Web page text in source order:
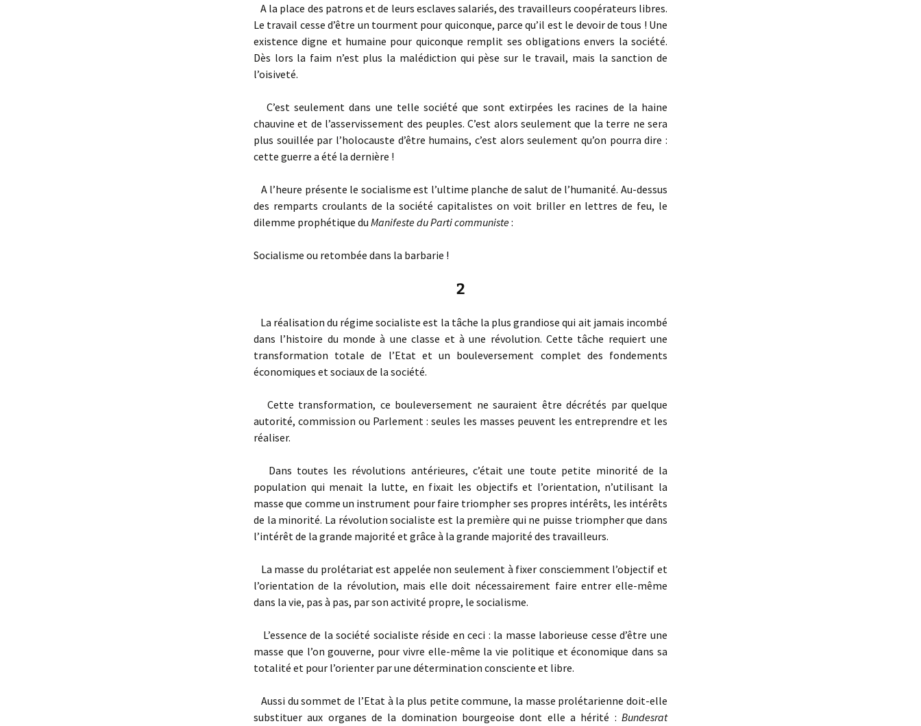
A la place des patrons et de leurs esclaves salariés, des travailleurs coopérateurs libres.
Le travail cesse d’être un tourment pour quiconque, parce qu’il est le devoir de tous ! Une
existence digne et humaine pour quiconque remplit ses obligations envers la société.
Dès lors la faim n’est plus la malédiction qui pèse sur le travail, mais la sanction de
l’oisiveté.
C’est seulement dans une telle société que sont extirpées les racines de la haine
chauvine et de l’asservissement des peuples. C’est alors seulement que la terre ne sera
plus souillée par l’holocauste d’être humains, c’est alors seulement qu’on pourra dire :
cette guerre a été la dernière !
A l’heure présente le socialisme est l’ultime planche de salut de l’humanité. Au-dessus
des remparts croulants de la société capitalistes on voit briller en lettres de feu, le
dilemme prophétique du Manifeste du Parti communiste:
Socialisme ou retombée dans la barbarie !
2
La réalisation du régime socialiste est la tâche la plus grandiose qui ait jamais incombé
dans l’histoire du monde à une classe et à une révolution. Cette tâche requiert une
transformation totale de l’Etat et un bouleversement complet des fondements
économiques et sociaux de la société.
Cette transformation, ce bouleversement ne sauraient être décrétés par quelque
autorité, commission ou Parlement : seules les masses peuvent les entreprendre et les
réaliser.
Dans toutes les révolutions antérieures, c’était une toute petite minorité de la
population qui menait la lutte, en fixait les objectifs et l’orientation, n’utilisant la
masse que comme un instrument pour faire triompher ses propres intérêts, les intérêts
de la minorité. La révolution socialiste est la première qui ne puisse triompher que dans
l’intérêt de la grande majorité et grâce à la grande majorité des travailleurs.
La masse du prolétariat est appelée non seulement à fixer consciemment l’objectif et
l’orientation de la révolution, mais elle doit nécessairement faire entrer elle-même
dans la vie, pas à pas, par son activité propre, le socialisme.
L’essence de la société socialiste réside en ceci : la masse laborieuse cesse d’être une
masse que l’on gouverne, pour vivre elle-même la vie politique et économique dans sa
totalité et pour l’orienter par une détermination consciente et libre.
Aussi du sommet de l’Etat à la plus petite commune, la masse prolétarienne doit-elle
substituer aux organes de la domination bourgeoise dont elle a hérité : Bundesrat